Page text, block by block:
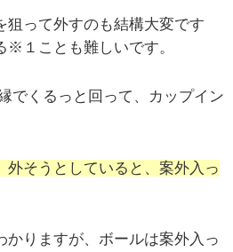
狙って外すのも結構大変です
※１ことも難しいです。
でくるっと回って、カップイン
外そうとしていると、案外入っ
かりますが、ボールは案外入っ